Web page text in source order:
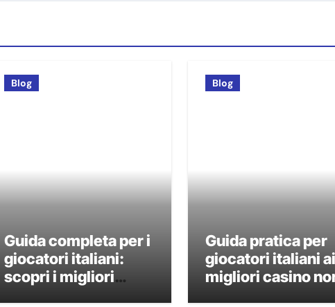
Blog
Guida completa per i
giocatori italiani:
scopri i migliori
Blog
Guida pratica per
giocatori italiani ai
migliori casino